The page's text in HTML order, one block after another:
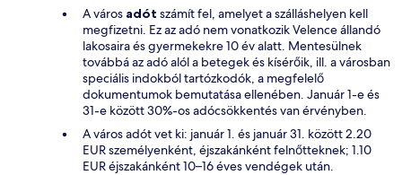
A város adót számít fel, amelyet a szálláshelyen kell
megfizetni. Ez az adó nem vonatkozik Velence állandó
lakosaira és gyermekekre 10 év alatt. Mentesülnek
továbbá az adó alól a betegek és kísérőik, ill. a városban
speciális indokból tartózkodók, a megfelelő
dokumentumok bemutatása ellenében. Január 1-e és
31-e között 30%-os adócsökkentés van érvényben.
A város adót vet ki: január 1. és január 31. között 2.20
EUR személyenként, éjszakánként felnőtteknek; 1.10
EUR éjszakánként 10–16 éves vendégek után.